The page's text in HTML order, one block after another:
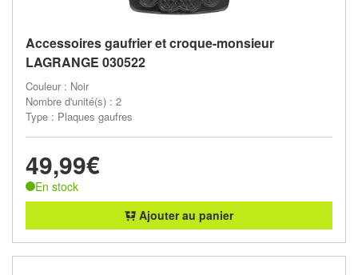
Accessoires gaufrier et croque-monsieur
LAGRANGE 030522
Couleur : Noir
Nombre d'unité(s) : 2
Type : Plaques gaufres
49,99€
En stock
Ajouter au panier